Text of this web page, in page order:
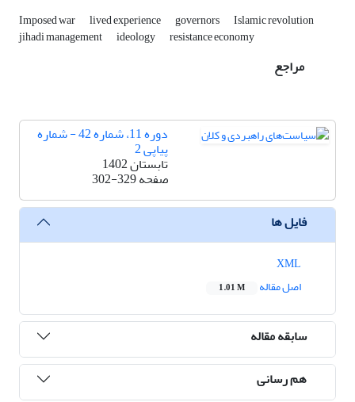
Imposed war lived experience governors Islamic revolution
jihadi management ideology resistance economy
مراجع
دوره 11، شماره 42 - شماره
پیاپی 2
تابستان 1402
صفحه302-329
فایل ها
اصل مقاله
1.01 M
سابقه مقاله
هم رسانی